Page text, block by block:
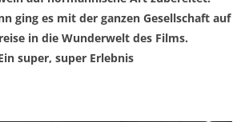
ging es mit der ganzen Gesellschaft auf
in die Wunderwelt des Films.
super, super Erlebnis